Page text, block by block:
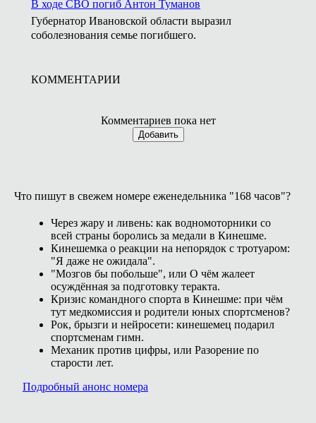
В ходе СВО погиб Антон Туманов
Губернатор Ивановской области выразил
соболезнования семье погибшего.
КОММЕНТАРИИ
Комментариев пока нет
Добавить
Что пишут в свежем номере еженедельника "168 часов"?
Через жару и ливень: как водномоторники со
всей страны боролись за медали в Кинешме.
Кинешемка о реакции на непорядок с тротуаром:
"Я даже не ожидала".
"Мозгов бы побольше", или О чём жалеет
осуждённая за подготовку теракта.
Кризис командного спорта в Кинешме: при чём
тут медкомиссия и родители юных спортсменов?
Рок, брызги и нейросети: кинешемец подарил
спортсменам гимн.
Механик против цифры, или Разорение по
старости лет.
Подробный анонс номера